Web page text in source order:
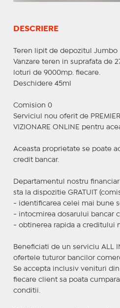
DESCRIERE
Teren lipit de depozitul Jumbo
Vanzare teren in suprafata de
loturi de 9000mp. fiecare.
Deschidere 45ml
Comision 0
Serviciul nou oferit de
VIZIONARE ONLINE pentru
Aceasta proprietate se poate
credit bancar.
Departamentul nostru
sta la dispozitie GRATUIT
- identificarea celei mai bune
- intocmirea dosarului bancar
- obtinerea rapida a creditului
Beneficiati de un serviciu ALL
ofertele tuturor bancilor
Se accepta inclusiv venituri
fiecare client sa poata
conditii.